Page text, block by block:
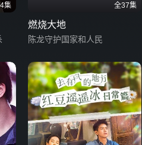
集 全37集
燃烧大地
陈龙守护国家和人民